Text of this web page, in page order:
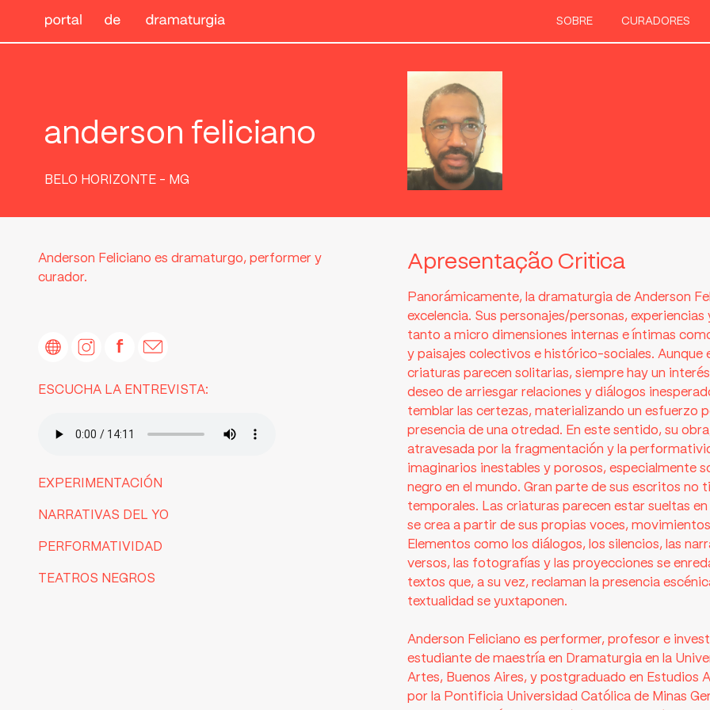
SOBRE CURADORES
anderson feliciano
BELO HORIZONTE - MG
Anderson Feliciano es dramaturgo, performer y
curador.
ESCUCHA LA ENTREVISTA:
EXPERIMENTACIÓN
NARRATIVAS DEL YO
PERFORMATIVIDAD
TEATROS NEGROS
Apresentação Critica
Panorámicamente, la dramaturgia de Anderson
excelencia. Sus personajes/personas, experiencias
tanto a micro dimensiones internas e íntimas
y paisajes colectivos e histórico-sociales. Aunque
criaturas parecen solitarias, siempre hay un
deseo de arriesgar relaciones y diálogos
temblar las certezas, materializando un esfuerzo
presencia de una otredad. En este sentido, su
atravesada por la fragmentación y la
imaginarios inestables y porosos, especialmente
negro en el mundo. Gran parte de sus escritos no
temporales. Las criaturas parecen estar sueltas
se crea a partir de sus propias voces,
Elementos como los diálogos, los silencios, las
versos, las fotografías y las proyecciones se
textos que, a su vez, reclaman la presencia
textualidad se yuxtaponen.
Anderson Feliciano es performer, profesor e
estudiante de maestría en Dramaturgia en la
Artes, Buenos Aires, y postgraduado en Estudios
por la Pontificia Universidad Católica de Minas